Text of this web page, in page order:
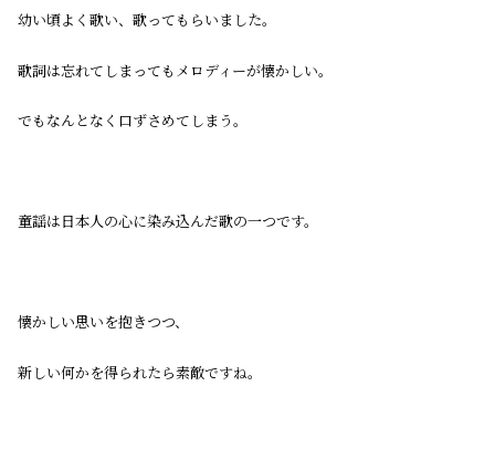
幼い頃よく歌い、歌ってもらいました。
歌詞は忘れてしまってもメロディーが懐かしい。
でもなんとなく口ずさめてしまう。
童謡は日本人の心に染み込んだ歌の一つです。
懐かしい思いを抱きつつ、
新しい何かを得られたら素敵ですね。